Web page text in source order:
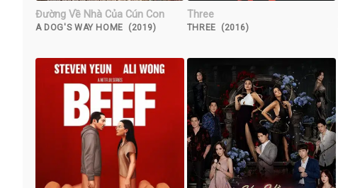
Đường Về Nhà Của Cún Con
A DOG'S WAY HOME (2019)
Three
THREE (2016)